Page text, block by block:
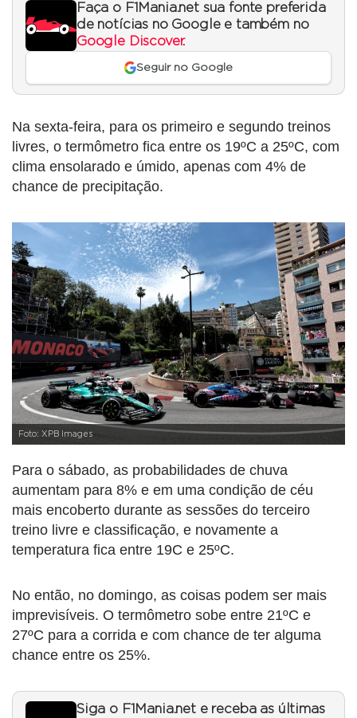
Faça o F1Mania.net sua fonte preferida
de notícias no Google e também no
Google Discover.
Seguir no Google
Na sexta-feira, para os primeiro e segundo treinos
livres, o termômetro fica entre os 19ºC a 25ºC, com
clima ensolarado e úmido, apenas com 4% de
chance de precipitação.
Foto: XPB Images
Para o sábado, as probabilidades de chuva
aumentam para 8% e em uma condição de céu
mais encoberto durante as sessões do terceiro
treino livre e classificação, e novamente a
temperatura fica entre 19C e 25ºC.
No então, no domingo, as coisas podem ser mais
imprevisíveis. O termômetro sobe entre 21ºC e
27ºC para a corrida e com chance de ter alguma
chance entre os 25%.
Siga o F1Mania.net e receba as últimas